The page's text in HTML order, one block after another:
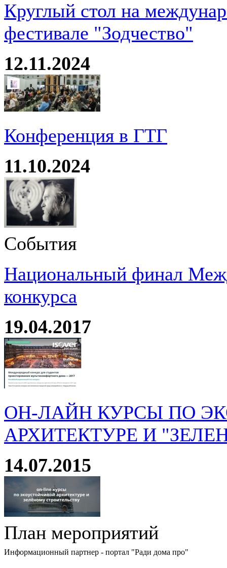
Круглый стол на
фестивале "Зодчество"
12.11.2024
Конференция в ГТГ
11.10.2024
События
Национальный финал
конкурса
19.04.2017
ОН-ЛАЙН КУРСЫ ПО
АРХИТЕКТУРЕ И
14.07.2015
План мероприятий
Информационный партнер - портал "Ради дома про"